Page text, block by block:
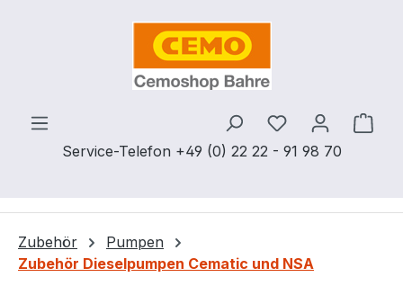
Zum Hauptinhalt springen
Service-Telefon +49 (0) 22 22 - 91 98 70
Du hast 0
Zubehör
Pumpen
Zubehör Dieselpumpen Cematic und NSA